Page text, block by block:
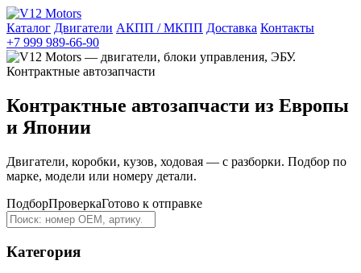
Каталог Двигатели АКПП / МКПП Доставка Контакты
+7 999 989-66-90
Контрактные автозапчасти из Европы
и Японии
Двигатели, коробки, кузов, ходовая — с разборки. Подбор по
марке, модели или номеру детали.
ПодборПроверкаГотово к отправке
Категория